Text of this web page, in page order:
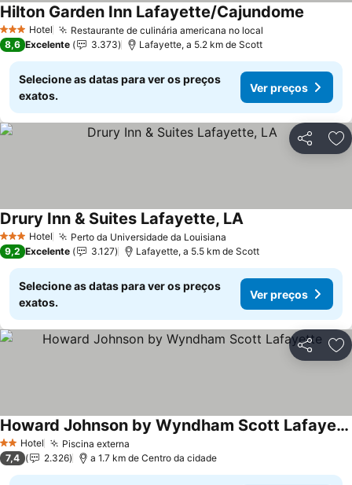
3 EstrelasHotel Restaurante de culinária americana no local
Hilton Garden Inn Lafayette/Cajundome
8,6 Excelente 3.373 Lafayette, a 5.2 km de Scott
Selecione as datas para ver os preços
exatos.
Ver preços
Partilhar
3 EstrelasHotel Perto da Universidade da Louisiana
Drury Inn & Suites Lafayette, LAVer preços
9,2 Excelente 3.127 Lafayette, a 5.5 km de Scott
Selecione as datas para ver os preços
exatos.
Ver preços
Partilhar
2 Estrelas
Hotel Piscina externa
Howard Johnson by Wyndham Scott Lafayette
Ver preços
7,4 2.326 a 1.7 km de Centro da cidade